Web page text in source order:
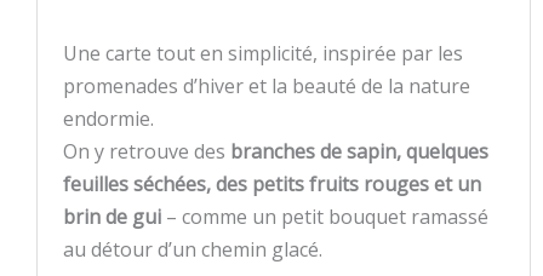
Une carte tout en simplicité, inspirée par les
promenades d’hiver et la beauté de la nature
endormie.
On y retrouve des branches de sapin, quelques
feuilles séchées, des petits fruits rouges et un
brin de gui– comme un petit bouquet ramassé
au détour d’un chemin glacé.